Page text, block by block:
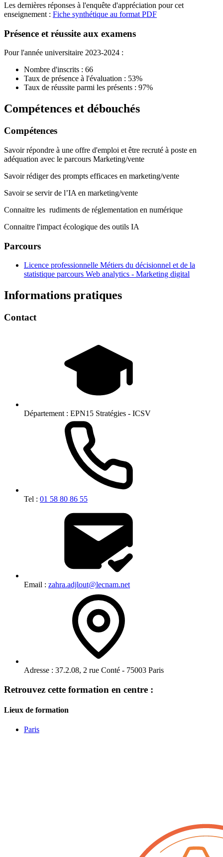
Les dernières réponses à l'enquête d'appréciation pour cet
enseignement : Fiche synthétique au format PDF
Présence et réussite aux examens
Pour l'année universitaire 2023-2024 :
Nombre d'inscrits : 66
Taux de présence à l'évaluation : 53%
Taux de réussite parmi les présents : 97%
Compétences et débouchés
Compétences
Savoir répondre à une offre d'emploi et être recruté à poste en
adéquation avec le parcours Marketing/vente
Savoir rédiger des prompts efficaces en marketing/vente
Savoir se servir de l’IA en marketing/vente
Connaitre les rudiments de réglementation en numérique
Connaitre l'impact écologique des outils IA
Parcours
Licence professionnelle Métiers du décisionnel et de la
statistique parcours Web analytics - Marketing digital
Informations pratiques
Contact
Département : EPN15 Stratégies - ICSV
Tel : 01 58 80 86 55
Email : zahra.adjlout@lecnam.net
Adresse : 37.2.08, 2 rue Conté - 75003 Paris
Retrouvez cette formation en centre :
Lieux de formation
Paris